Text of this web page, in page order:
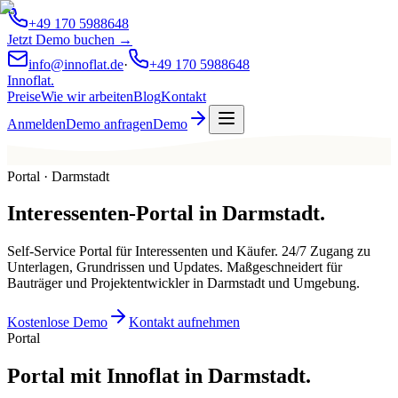
+49 170 5988648
Jetzt Demo buchen →
info@innoflat.de·
+49 170 5988648
Innoflat.
PreiseWie wir arbeitenBlogKontakt
AnmeldenDemo anfragenDemo
Portal · Darmstadt
Interessenten-Portal in Darmstadt.
Self-Service Portal für Interessenten und Käufer. 24/7 Zugang zu
Unterlagen, Grundrissen und Updates. Maßgeschneidert für
Bauträger und Projektentwickler in Darmstadt und Umgebung.
Kostenlose Demo
Kontakt aufnehmen
Portal
Portal mit Innoflat in Darmstadt.